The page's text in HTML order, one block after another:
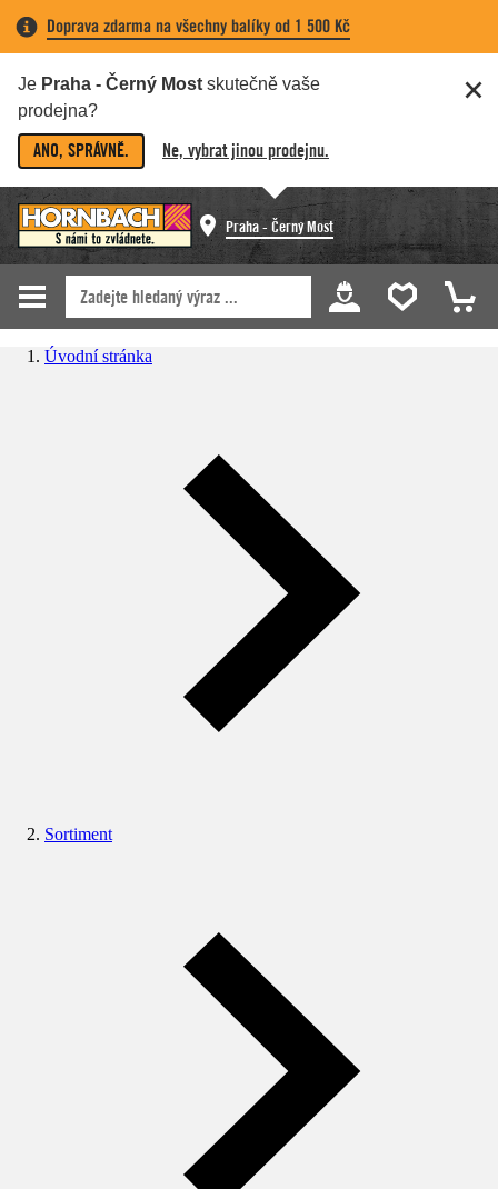
Doprava zdarma na všechny balíky od 1 500 Kč
Je Praha - Černý Most skutečně vaše
prodejna?
ANO, SPRÁVNĚ. Ne, vybrat jinou prodejnu.
Praha - Černý Most
Úvodní stránka
Sortiment